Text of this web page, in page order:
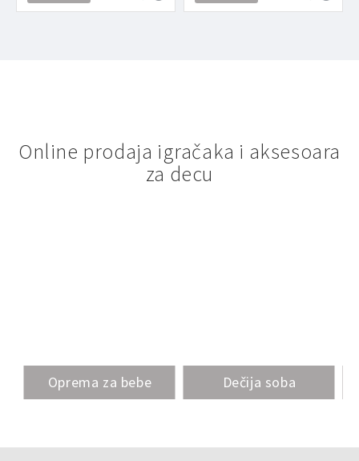
Online prodaja igračaka i aksesoara
za decu
Oprema za bebe Dečija soba